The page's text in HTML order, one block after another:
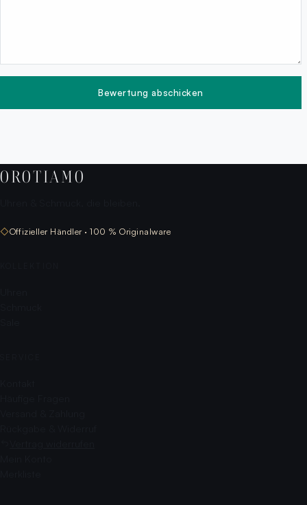
Bewertung abschicken
OROTIAMO
◇Offizieller Händler · 100 % Originalware